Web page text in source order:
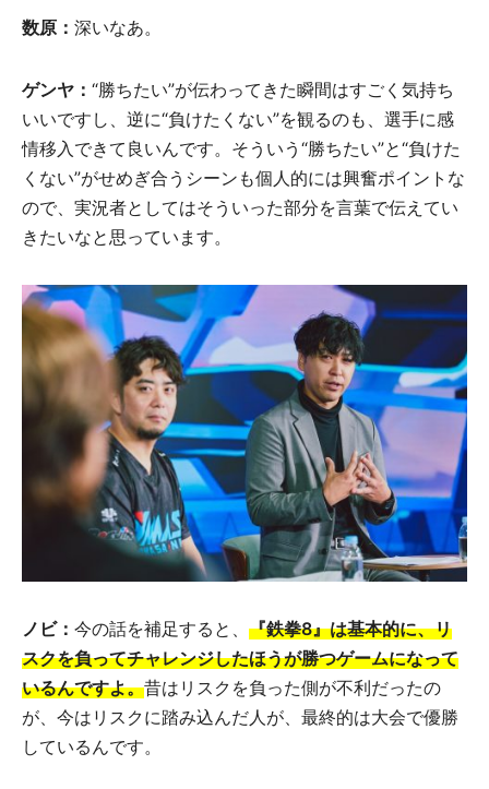
数原： 深いなあ。
ゲンヤ： “勝ちたい”が伝わってきた瞬間はすごく気持ち
いいですし、逆に“負けたくない”を観るのも、選手に感
情移入できて良いんです。そういう“勝ちたい”と“負けた
くない”がせめぎ合うシーンも個人的には興奮ポイントな
ので、実況者としてはそういった部分を言葉で伝えてい
きたいなと思っています。
ノビ： 今の話を補足すると、 『鉄拳8』は基本的に、リ
スクを負ってチャレンジしたほうが勝つゲームになって
いるんですよ。昔はリスクを負った側が不利だったの
が、今はリスクに踏み込んだ人が、最終的は大会で優勝
しているんです。